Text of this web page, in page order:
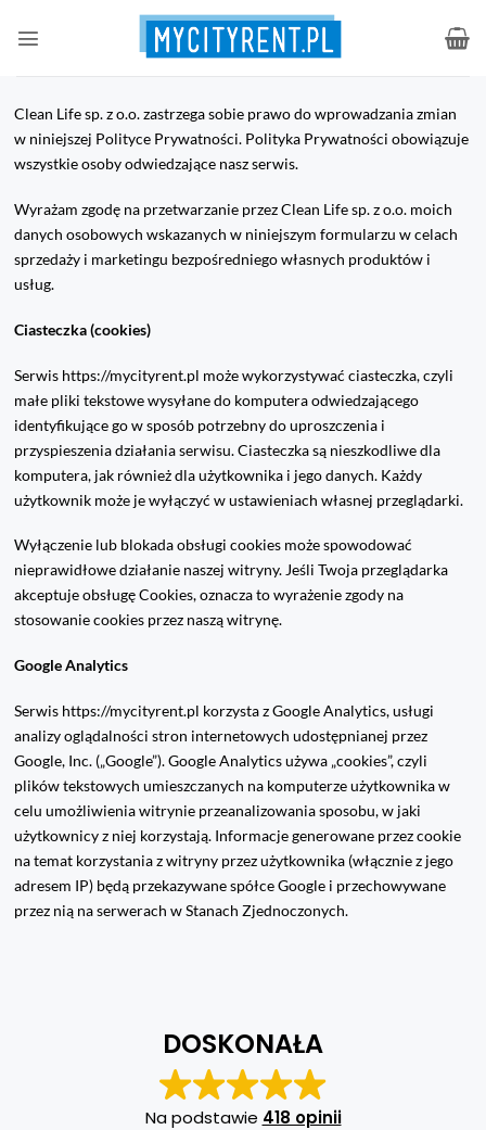
Clean Life sp. z o.o. zastrzega sobie prawo do wprowadzania zmian
w niniejszej Polityce Prywatności. Polityka Prywatności obowiązuje
wszystkie osoby odwiedzające nasz serwis.
Wyrażam zgodę na przetwarzanie przez Clean Life sp. z o.o. moich
danych osobowych wskazanych w niniejszym formularzu w celach
sprzedaży i marketingu bezpośredniego własnych produktów i
usług.
Ciasteczka (cookies)
Serwis https://mycityrent.pl może wykorzystywać ciasteczka, czyli
małe pliki tekstowe wysyłane do komputera odwiedzającego
identyfikujące go w sposób potrzebny do uproszczenia i
przyspieszenia działania serwisu. Ciasteczka są nieszkodliwe dla
komputera, jak również dla użytkownika i jego danych. Każdy
użytkownik może je wyłączyć w ustawieniach własnej przeglądarki.
Wyłączenie lub blokada obsługi cookies może spowodować
nieprawidłowe działanie naszej witryny. Jeśli Twoja przeglądarka
akceptuje obsługę Cookies, oznacza to wyrażenie zgody na
stosowanie cookies przez naszą witrynę.
Google Analytics
Serwis https://mycityrent.pl korzysta z Google Analytics, usługi
analizy oglądalności stron internetowych udostępnianej przez
Google, Inc. („Google”). Google Analytics używa „cookies”, czyli
plików tekstowych umieszczanych na komputerze użytkownika w
celu umożliwienia witrynie przeanalizowania sposobu, w jaki
użytkownicy z niej korzystają. Informacje generowane przez cookie
na temat korzystania z witryny przez użytkownika (włącznie z jego
adresem IP) będą przekazywane spółce Google i przechowywane
przez nią na serwerach w Stanach Zjednoczonych.
DOSKONAŁA
Na podstawie 418 opinii